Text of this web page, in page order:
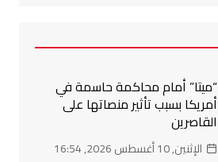
“ميتا” أمام محاكمة حاسمة في
أمريكا بسبب تأثير منصاتها على
القاصرين
الإثنين, 10 أغسطس 2026, 16:54